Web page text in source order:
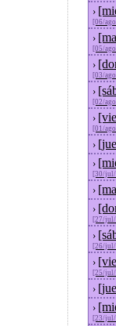
›
[06/
›
[05/
›
[03/
›
[02/
›
[01/
›
›
[30/
›
›
[27/
›
[26/
›
[25/
›
›
[23/